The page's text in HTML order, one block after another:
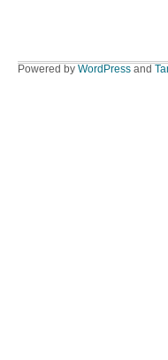
Powered by WordPress and